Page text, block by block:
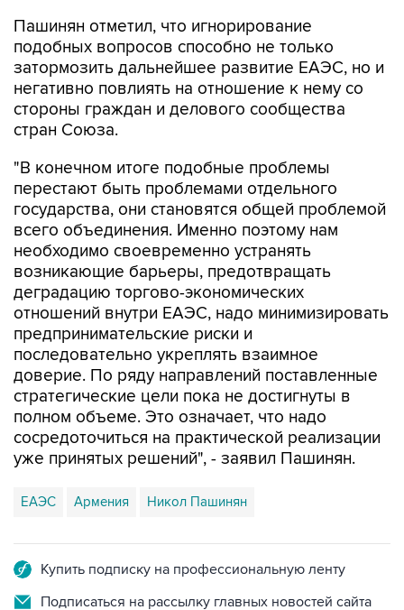
Пашинян отметил, что игнорирование
подобных вопросов способно не только
затормозить дальнейшее развитие ЕАЭС, но и
негативно повлиять на отношение к нему со
стороны граждан и делового сообщества
стран Союза.
"В конечном итоге подобные проблемы
перестают быть проблемами отдельного
государства, они становятся общей проблемой
всего объединения. Именно поэтому нам
необходимо своевременно устранять
возникающие барьеры, предотвращать
деградацию торгово-экономических
отношений внутри ЕАЭС, надо минимизировать
предпринимательские риски и
последовательно укреплять взаимное
доверие. По ряду направлений поставленные
стратегические цели пока не достигнуты в
полном объеме. Это означает, что надо
сосредоточиться на практической реализации
уже принятых решений", - заявил Пашинян.
ЕАЭС Армения Никол Пашинян
Купить подписку на профессиональную ленту
Подписаться на рассылку главных новостей сайта